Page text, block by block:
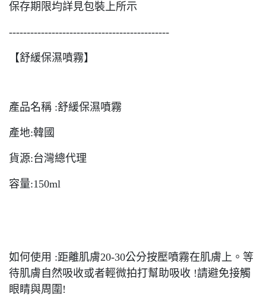
保存期限均詳見包裝上所示
---------------------------------------------
【舒緩保濕噴霧】
產品名稱 :舒緩保濕噴霧
產地:韓國
貨源:台灣總代理
容量:150ml
如何使用 :距離肌膚20-30公分按壓噴霧在肌膚上。等
待肌膚自然吸收或者輕微拍打幫助吸收 !請避免接觸
眼睛與周圍!